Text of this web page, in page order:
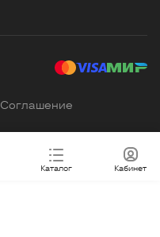
Каталог Кабинет
Соглашение